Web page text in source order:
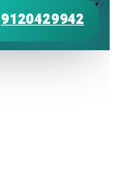
9120429942